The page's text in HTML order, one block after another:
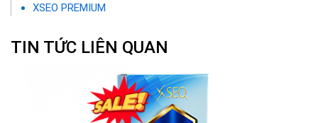
XSEO PREMIUM
TIN TỨC LIÊN QUAN